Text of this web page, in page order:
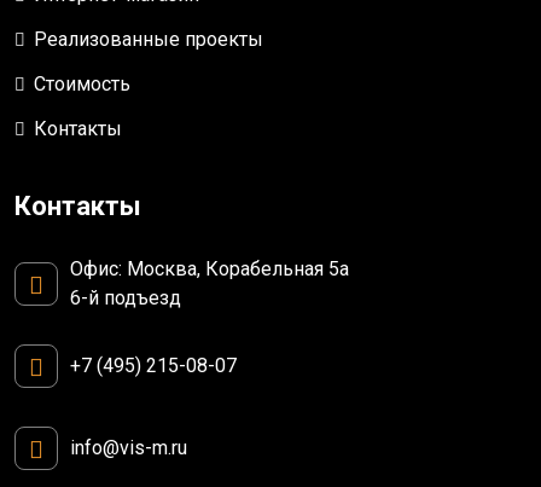
Реализованные проекты
Стоимость
Контакты
Контакты
Офис: Москва, Корабельная 5а
6-й подъезд
+7 (495) 215-08-07
info@vis-m.ru